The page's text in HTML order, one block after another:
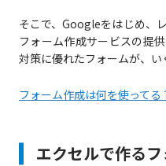
そこで、Googleをはじめ、
フォーム作成サービスの提
対策に優れたフォームが、い
フォーム作成は何を使って
エクセルで作る